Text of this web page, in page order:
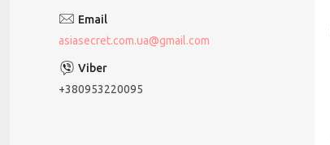
asiasecret.com.ua@gmail.com
+380953220095